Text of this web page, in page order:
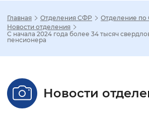
Стандартный
Главная Отделения СФР
Отделение по
Новости отделения
С начала 2024 года более 34 тысяч
пенсионера
Новости